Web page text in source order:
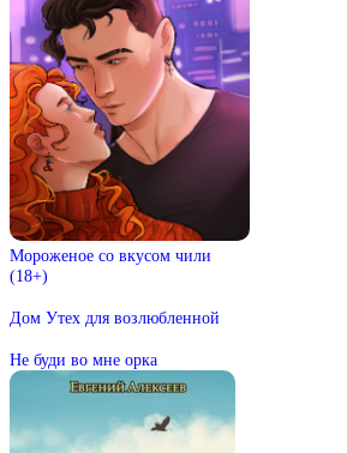
Мороженое со вкусом чили
(18+)
Дом Утех для возлюбленной
Не буди во мне орка